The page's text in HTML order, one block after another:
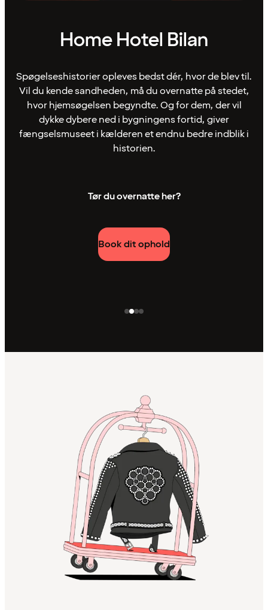
Home Hotel Bilan
Spøgelseshistorier opleves bedst dér, hvor de blev til.
Vil du kende sandheden, må du overnatte på stedet,
hvor hjemsøgelsen begyndte. Og for dem, der vil
dykke dybere ned i bygningens fortid, giver
fængselsmuseet i kælderen et endnu bedre indblik i
historien.
Tør du overnatte her?
Book dit ophold